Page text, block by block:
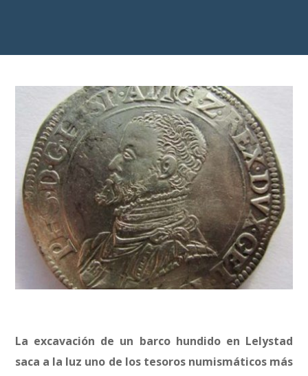
La excavación de un barco hundido en Lelystad
saca a la luz uno de los tesoros numismáticos más